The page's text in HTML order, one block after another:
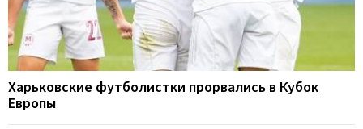
Харьковские футболистки прорвались в Кубок
Европы